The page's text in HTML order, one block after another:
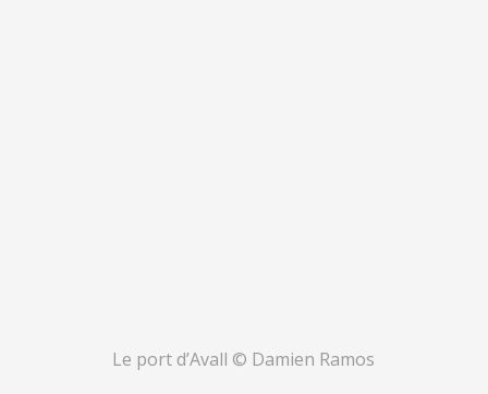
Le port d’Avall © Damien Ramos